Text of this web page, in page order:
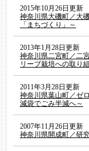
2015年10月26日更新
神奈川県大磯町／大
「まちづくり」～
2013年1月28日更新
神奈川県二宮町／二
リーブ栽培への取り
2011年3月28日更新
神奈川県葉山町／ゼ
減袋でごみ半減へ～
2007年11月26日更新
神奈川県開成町／研